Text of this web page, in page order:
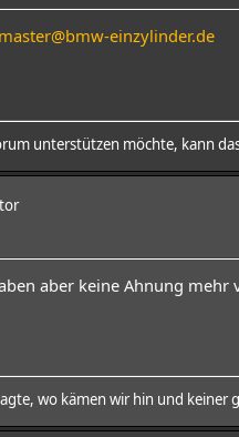
einzylinder.de
unterstützen möchte, kann
aber keine Ahnung
wo kämen wir hin und